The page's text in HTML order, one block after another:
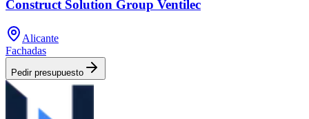
Construct Solution Group Ventilec
Alicante
Fachadas
Pedir presupuesto